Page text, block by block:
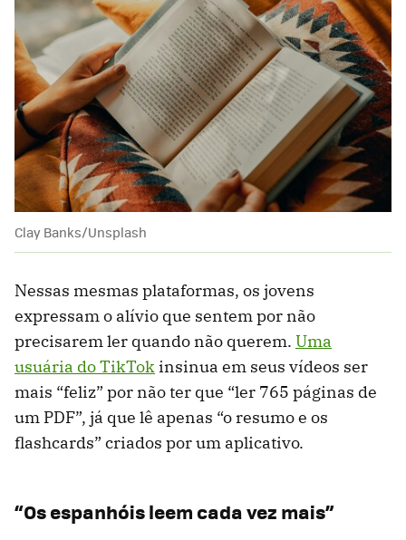
Clay Banks/Unsplash
Nessas mesmas plataformas, os jovens
expressam o alívio que sentem por não
precisarem ler quando não querem. Uma
usuária do TikTok insinua em seus vídeos ser
mais “feliz” por não ter que “ler 765 páginas de
um PDF”, já que lê apenas “o resumo e os
flashcards” criados por um aplicativo.
“Os espanhóis leem cada vez mais”